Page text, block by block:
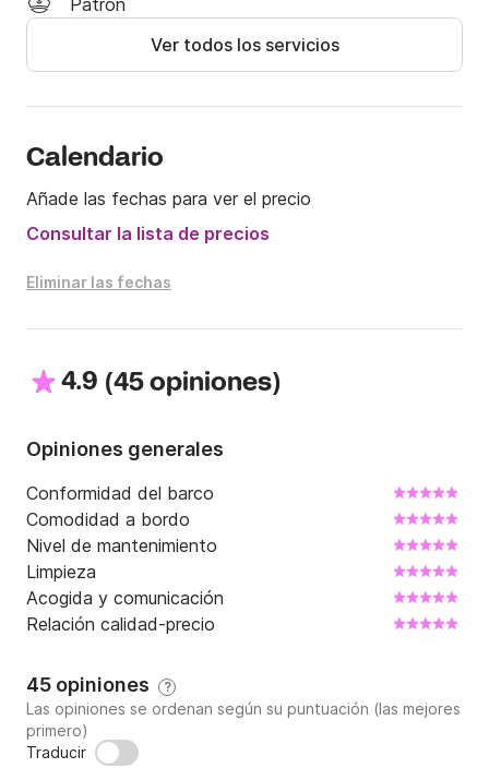
¡Que tenga un buen día y nos vemos pronto!
Patrón
Ver todos los servicios
Calendario
Añade las fechas para ver el precio
Consultar la lista de precios
Eliminar las fechas
4.9 (45 opiniones)
Opiniones generales
Conformidad del barco
Comodidad a bordo
Nivel de mantenimiento
Limpieza
Acogida y comunicación
Relación calidad-precio
45 opiniones ?
Las opiniones se ordenan según su puntuación (las mejores
primero)
Traducir